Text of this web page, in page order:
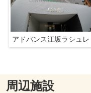
アドバンス江坂ラシュレ
周辺施設